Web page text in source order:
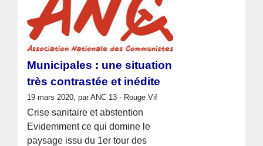
Municipales : une situation
très contrastée et inédite
19 mars 2020, par ANC 13 - Rouge Vif
Crise sanitaire et abstention
Evidemment ce qui domine le
paysage issu du 1er tour des